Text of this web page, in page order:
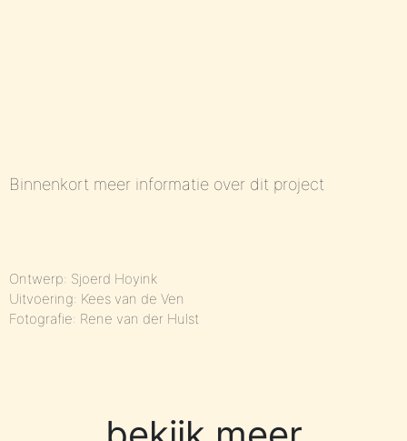
Binnenkort meer informatie over dit project
Ontwerp: Sjoerd Hoyink
Uitvoering: Kees van de Ven
Fotografie: Rene van der Hulst